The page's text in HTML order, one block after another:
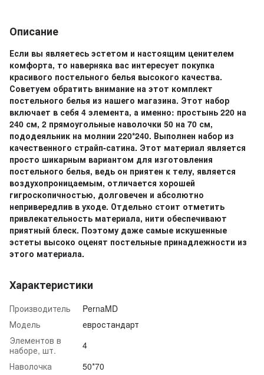
Описание
Если вы являетесь эстетом и настоящим ценителем
комфорта, то наверняка вас интересует покупка
красивого постельного белья высокого качества.
Советуем обратить внимание на этот комплект
постельного белья из нашего магазина. Этот набор
включает в себя 4 элемента, а именно: простынь 220 на
240 см, 2 прямоугольные наволочки 50 на 70 см,
пододеяльник на молнии 220*240. Выполнен набор из
качественного страйп-сатина. Этот материал является
просто шикарным вариантом для изготовления
постельного белья, ведь он приятен к телу, является
воздухопроницаемым, отличается хорошей
гигроскопичностью, долговечен и абсолютно
непривередлив в уходе. Отдельно стоит отметить
привлекательность материала, нити обеспечивают
приятный блеск. Поэтому даже самые искушенные
эстеты высоко оценят постельные принадлежности из
этого материала.
Характеристики
Производитель
PernaMD
Модель
евростандарт
Элементов в
наборе, шт.
4
Наволочка
50*70